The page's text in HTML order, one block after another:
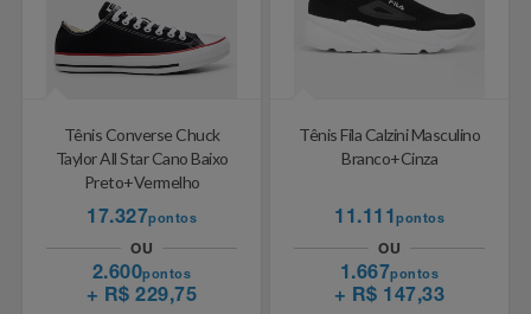
Tênis Converse Chuck
Taylor All Star Cano Baixo
Preto+Vermelho
17.327pontos
OU
2.600pontos
+ R$ 229,75
Tênis Fila Calzini Masculino
Branco+Cinza
11.111pontos
OU
1.667pontos
+ R$ 147,33